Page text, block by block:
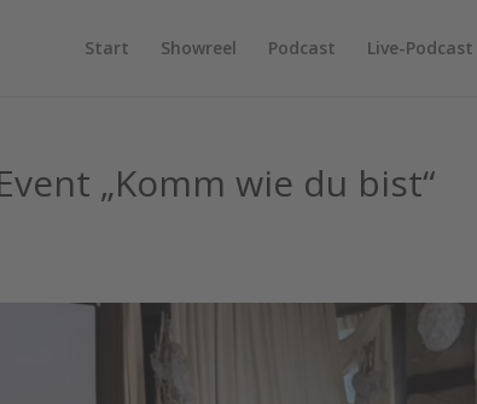
Start Showreel Podcast Live-Podcast
„Komm wie du bist“